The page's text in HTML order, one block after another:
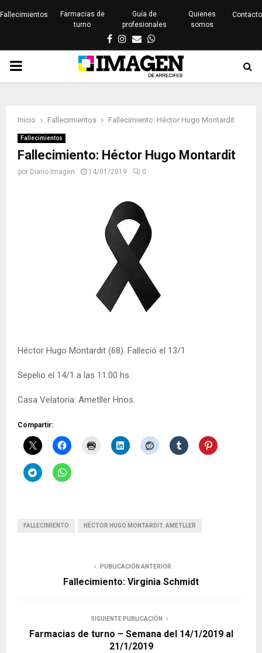
Fallecimientos
Farmacias de
turno
Guía de
profesionales
Quienes
somos
Contacto
Facebook
Instagram
EmailWhatsapp
PRIMARY
Inicio Fallecimientos Fallecimiento: Héctor Hugo Montardit
Fallecimientos
Fallecimiento: Héctor Hugo Montardit
por Diario Imagen 14/01/2019 0
Héctor Hugo Montardit (68). Falleció el 13/1
Sepelio el 14/1 a las 11:00 hs.
Casa Velatoria: Ametller Hnos.
Compartir:
FALLECIMIENTO HÉCTOR HUGO MONTARDIT. AMETLLER
PUBLICACIÓN ANTERIOR
Fallecimiento: Virginia Schmidt
SIGUIENTE PUBLICACIÓN
Farmacias de turno – Semana del 14/1/2019 al
21/1/2019